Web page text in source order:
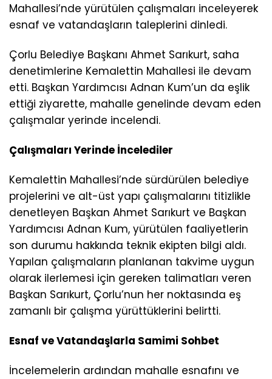
Mahallesi’nde yürütülen çalışmaları inceleyerek
esnaf ve vatandaşların taleplerini dinledi.
Çorlu Belediye Başkanı Ahmet Sarıkurt, saha
denetimlerine Kemalettin Mahallesi ile devam
etti. Başkan Yardımcısı Adnan Kum’un da eşlik
ettiği ziyarette, mahalle genelinde devam eden
çalışmalar yerinde incelendi.
Çalışmaları Yerinde İncelediler
Kemalettin Mahallesi’nde sürdürülen belediye
projelerini ve alt-üst yapı çalışmalarını titizlikle
denetleyen Başkan Ahmet Sarıkurt ve Başkan
Yardımcısı Adnan Kum, yürütülen faaliyetlerin
son durumu hakkında teknik ekipten bilgi aldı.
Yapılan çalışmaların planlanan takvime uygun
olarak ilerlemesi için gereken talimatları veren
Başkan Sarıkurt, Çorlu’nun her noktasında eş
zamanlı bir çalışma yürüttüklerini belirtti.
Esnaf ve Vatandaşlarla Samimi Sohbet
İncelemelerin ardından mahalle esnafını ve